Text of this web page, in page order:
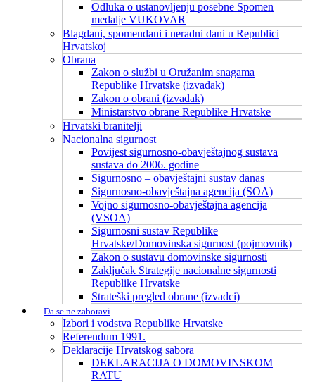
Odluka o ustanovljenju posebne Spomen
medalje VUKOVAR
Blagdani, spomendani i neradni dani u Republici
Hrvatskoj
Obrana
Zakon o službi u Oružanim snagama
Republike Hrvatske (izvadak)
Zakon o obrani (izvadak)
Ministarstvo obrane Republike Hrvatske
Hrvatski branitelji
Nacionalna sigurnost
Povijest sigurnosno-obavještajnog sustava
sustava do 2006. godine
Sigurnosno – obavještajni sustav danas
Sigurnosno-obavještajna agencija (SOA)
Vojno sigurnosno-obavještajna agencija
(VSOA)
Sigurnosni sustav Republike
Hrvatske/Domovinska sigurnost (pojmovnik)
Zakon o sustavu domovinske sigurnosti
Zaključak Strategije nacionalne sigurnosti
Republike Hrvatske
Strateški pregled obrane (izvadci)
Da se ne zaboravi
Izbori i vodstva Republike Hrvatske
Referendum 1991.
Deklaracije Hrvatskog sabora
DEKLARACIJA O DOMOVINSKOM
RATU